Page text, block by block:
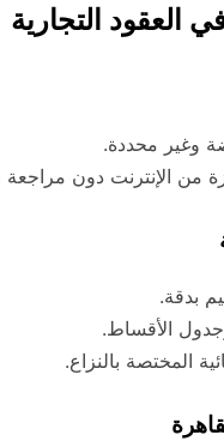
العقود التجارية
وغير محددة.
من الإنترنت دون مراجعة
بدقة.
الأقساط.
المختصة بالنزاع.